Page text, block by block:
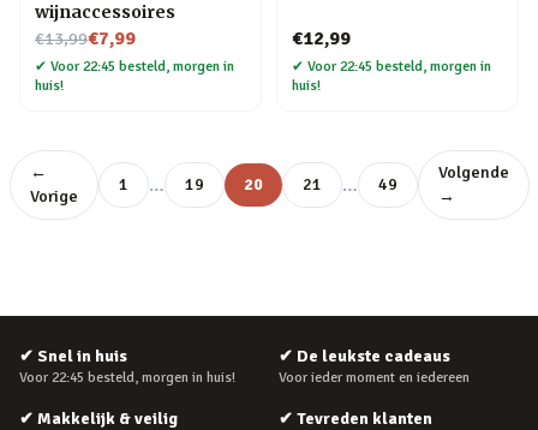
wijnaccessoires
€13,99
Nu voor€7,99
✔ Voor 22:45 besteld, morgen in
huis!
€12,99
✔ Voor 22:45 besteld, morgen in
huis!
←
Vorige
1 … 19 20 21 … 49
Volgende
→
✔ Snel in huis
Voor 22:45 besteld, morgen in huis!
✔ De leukste cadeaus
Voor ieder moment en iedereen
✔ Makkelijk & veilig ✔ Tevreden klanten